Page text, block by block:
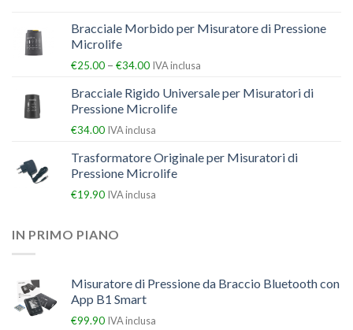
Bracciale Morbido per Misuratore di Pressione
Microlife
€25.00 – €34.00 IVA inclusa
Bracciale Rigido Universale per Misuratori di
Pressione Microlife
€34.00 IVA inclusa
Trasformatore Originale per Misuratori di
Pressione Microlife
€19.90 IVA inclusa
IN PRIMO PIANO
Misuratore di Pressione da Braccio Bluetooth con
App B1 Smart
€99.90 IVA inclusa